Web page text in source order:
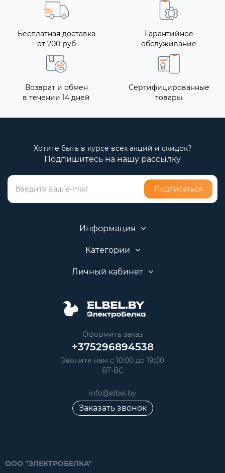
Бесплатная доставка
от 200 руб
Гарантийное
обслуживание
Возврат и обмен
в течении 14 дней
Сертифицированные
товары
Хотите быть в курсе всех акций и скидок?
Подпишитесь на нашу рассылку
Подписаться
Информация
Категории
Личный кабинет
Оформить заказ
+375296894538
Звоните нам с 10:00 до 19:00
ВТ-ВС
info@elbel.by
Заказать звонок
ООО "ЭЛЕКТРОБЕЛКА"